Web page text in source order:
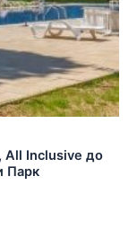
All Inclusive до
Парк